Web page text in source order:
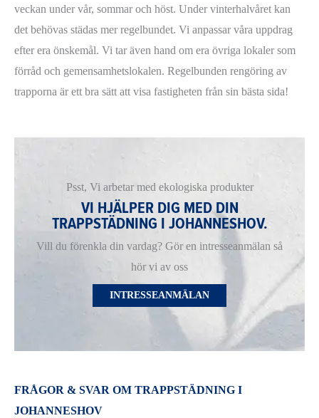
veckan under vår, sommar och höst. Under vinterhalvåret kan
det behövas städas mer regelbundet. Vi anpassar våra uppdrag
efter era önskemål. Vi tar även hand om era övriga lokaler som
förråd och gemensamhetslokalen. Regelbunden rengöring av
trapporna är ett bra sätt att visa fastigheten från sin bästa sida!
Psst, Vi arbetar med ekologiska produkter
VI HJÄLPER DIG MED DIN
TRAPPSTÄDNING I JOHANNESHOV.
Vill du förenkla din vardag? Gör en intresseanmälan så
hör vi av oss
INTRESSEANMÄLAN
FRÅGOR & SVAR OM TRAPPSTÄDNING I
JOHANNESHOV